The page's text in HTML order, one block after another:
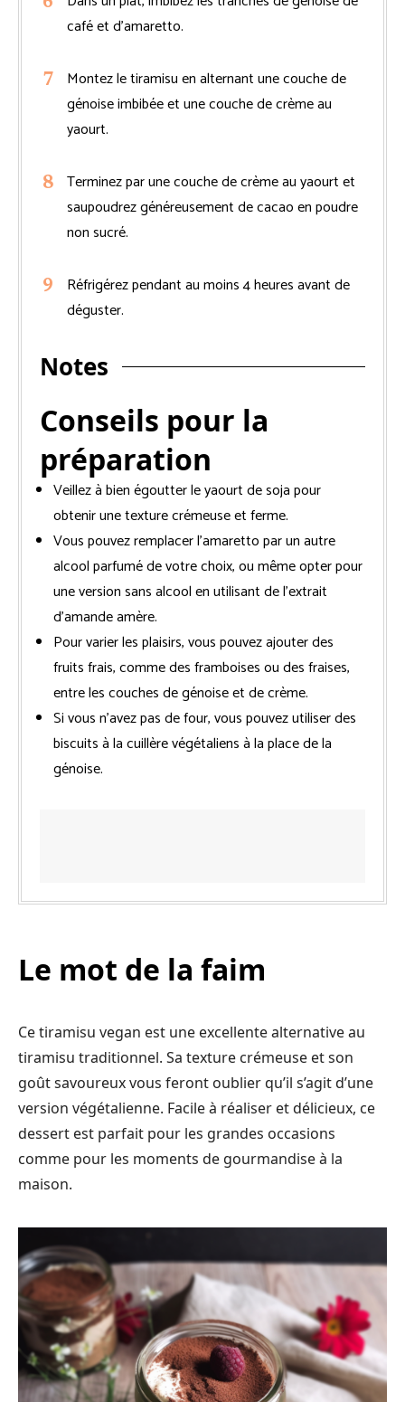
café et d’amaretto.
Montez le tiramisu en alternant une couche de
génoise imbibée et une couche de crème au
yaourt.
Terminez par une couche de crème au yaourt et
saupoudrez généreusement de cacao en poudre
non sucré.
Réfrigérez pendant au moins 4 heures avant de
déguster.
Notes
Conseils pour la
préparation
Veillez à bien égoutter le yaourt de soja pour
obtenir une texture crémeuse et ferme.
Vous pouvez remplacer l’amaretto par un autre
alcool parfumé de votre choix, ou même opter pour
une version sans alcool en utilisant de l’extrait
d’amande amère.
Pour varier les plaisirs, vous pouvez ajouter des
fruits frais, comme des framboises ou des fraises,
entre les couches de génoise et de crème.
Si vous n’avez pas de four, vous pouvez utiliser des
biscuits à la cuillère végétaliens à la place de la
génoise.
Le mot de la faim
Ce tiramisu vegan est une excellente alternative au
tiramisu traditionnel. Sa texture crémeuse et son
goût savoureux vous feront oublier qu’il s’agit d’une
version végétalienne. Facile à réaliser et délicieux, ce
dessert est parfait pour les grandes occasions
comme pour les moments de gourmandise à la
maison.